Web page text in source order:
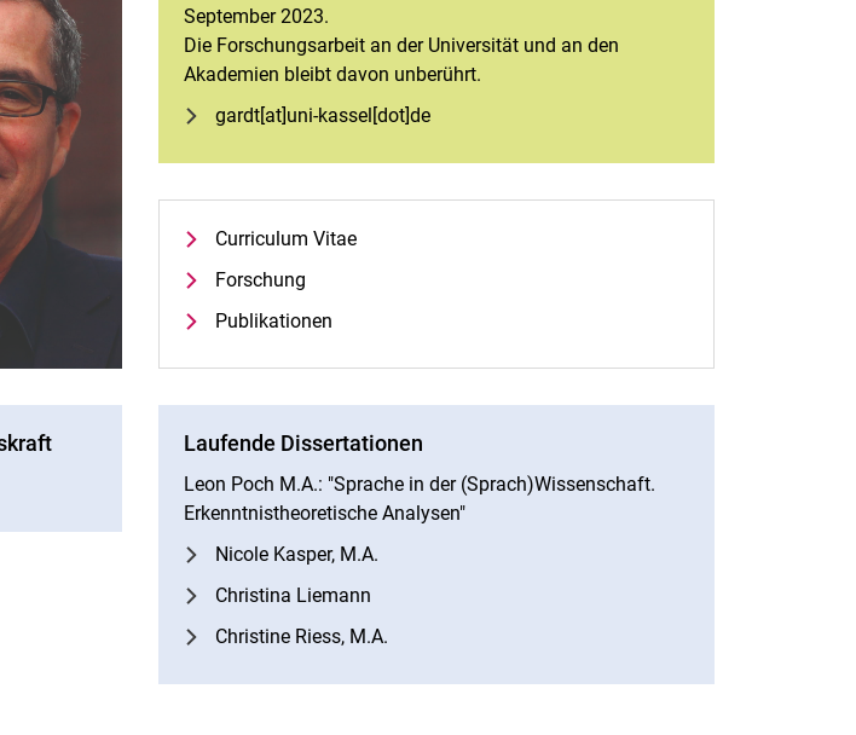
September 2023.
Die Forschungsarbeit an der Universität und an den
Akademien bleibt davon unberührt.
gardt[at]uni-kassel[dot]de
Curriculum Vitae
Forschung
Publikationen
Laufende Dissertationen
Leon Poch M.A.: "Sprache in der (Sprach)Wissenschaft.
Erkenntnistheoretische Analysen"
Nicole Kasper, M.A.
Christina Liemann
Christine Riess, M.A.